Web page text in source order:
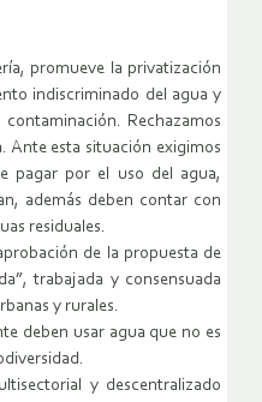
promueve la privatización
indiscriminado del agua y
Rechazamos
Ante esta situación exigimos
pagar por el uso del agua,
además deben contar con
residuales.
de la propuesta de
trabajada y consensuada
y rurales.
deben usar agua que no es
y descentralizado